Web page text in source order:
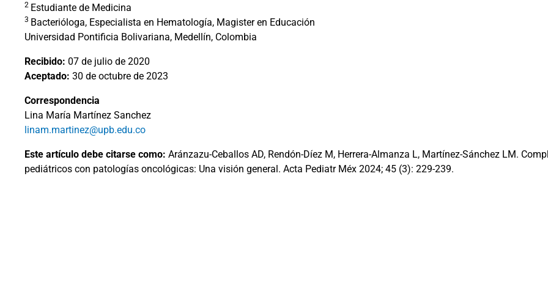
2 Estudiante de Medicina
3 Bacterióloga, Especialista en Hematología, Magister en Educación
Universidad Pontificia Bolivariana, Medellín, Colombia
Recibido: 07 de julio de 2020
Aceptado: 30 de octubre de 2023
Correspondencia
Lina María Martínez Sanchez
linam.martinez@upb.edu.co
Este artículo debe citarse como: Aránzazu-Ceballos AD, Rendón-Díez M, Herrera-Almanza L, Martínez-Sánchez LM.
pediátricos con patologías oncológicas: Una visión general. Acta Pediatr Méx 2024; 45 (3): 229-239.